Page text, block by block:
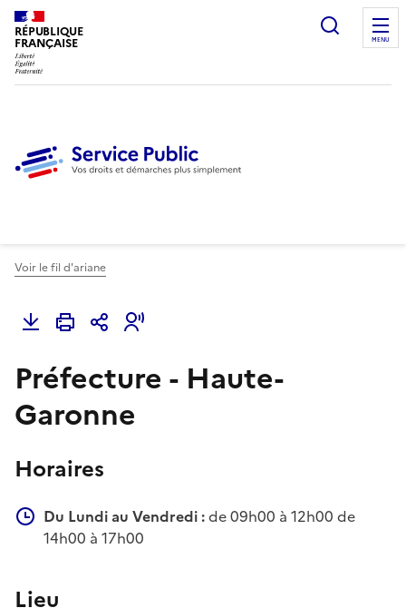
RÉPUBLIQUE
FRANÇAISE
Ouvrir
MENU
Voir le fil d'ariane
Préfecture - Haute-
Garonne
Horaires
Du Lundi au Vendredi :de 09h00 à 12h00 de
14h00 à 17h00
Lieu